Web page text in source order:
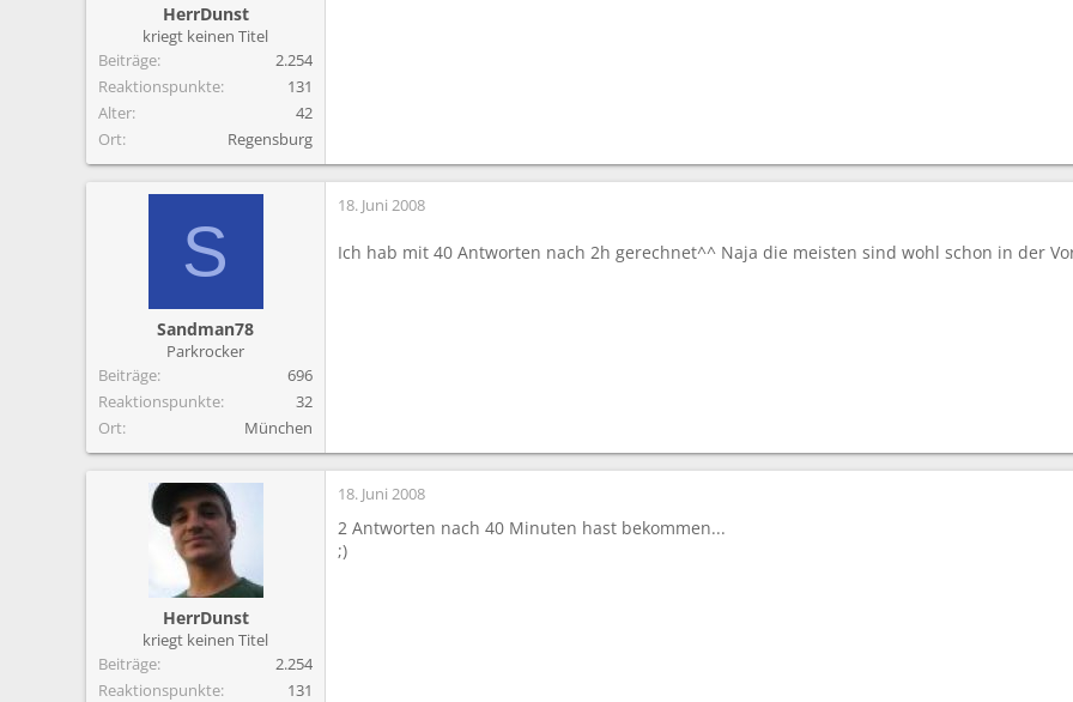
HerrDunst
kriegt keinen Titel
Beiträge
2.254
Reaktionspunkte
131
Alter
42
Ort
Regensburg
S
Sandman78
Parkrocker
Beiträge
696
Reaktionspunkte
32
Ort
München
18. Juni 2008
Ich hab mit 40 Antworten nach 2h gerechnet^^ Naja die meisten sind wohl schon in der
HerrDunst
kriegt keinen Titel
Beiträge
2.254
Reaktionspunkte
131
18. Juni 2008
2 Antworten nach 40 Minuten hast bekommen...
;)